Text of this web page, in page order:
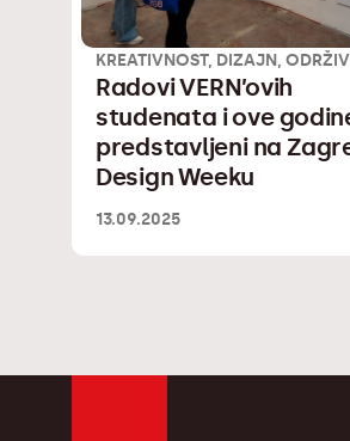
KREATIVNOST, DIZAJN,
Radovi VERN’ovih
studenata i ove
predstavljeni na
Design Weeku
13.09.2025